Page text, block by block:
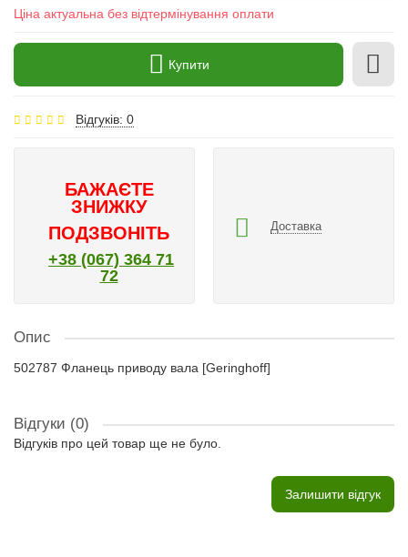
Ціна актуальна без відтермінування оплати
Купити
Відгуків: 0
БАЖАЄТЕ
ЗНИЖКУ
ПОДЗВОНІТЬ
+38 (067) 364 71
72
Доставка
Опис
502787 Фланець приводу вала [Geringhoff]
Відгуки (0)
Відгуків про цей товар ще не було.
Залишити відгук